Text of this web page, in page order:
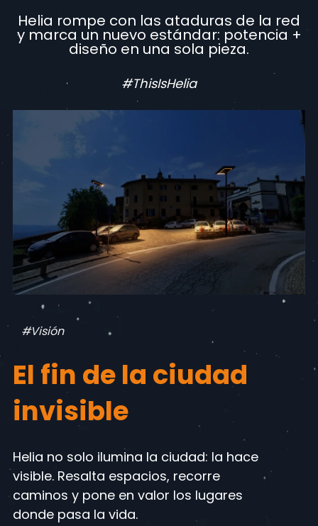
Helia rompe con las ataduras de la red
y marca un nuevo estándar: potencia +
diseño en una sola pieza.
#ThisIsHelia
#Visión
El fin de la ciudad
invisible
Helia no solo ilumina la ciudad: la hace
visible. Resalta espacios, recorre
caminos y pone en valor los lugares
donde pasa la vida.